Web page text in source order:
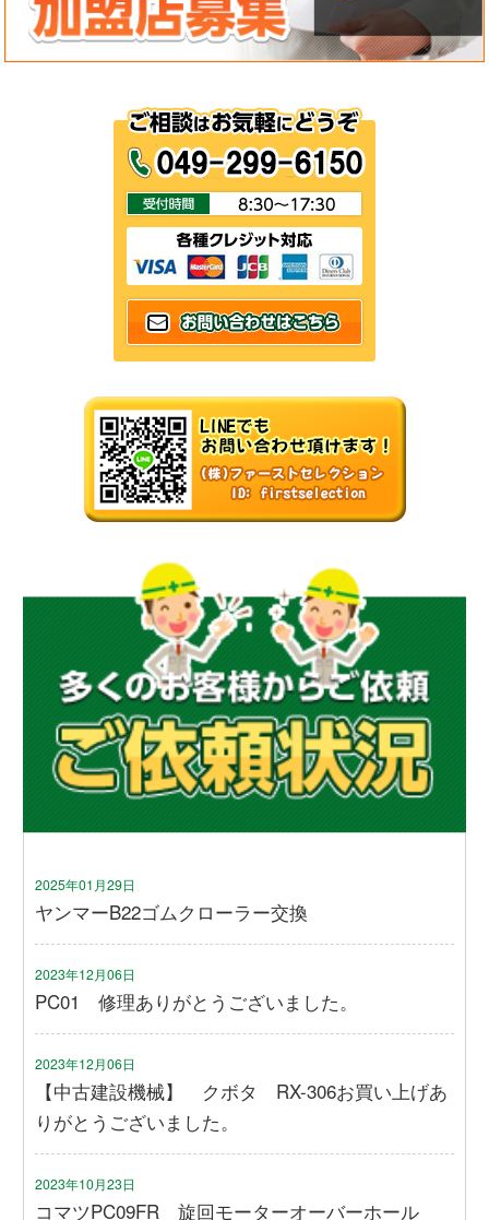
2025年01月29日
ヤンマーB22ゴムクローラー交換
2023年12月06日
PC01 修理ありがとうございました。
2023年12月06日
【中古建設機械】 クボタ RX-306お買い上げあ
りがとうございました。
2023年10月23日
コマツPC09FR 旋回モーターオーバーホール